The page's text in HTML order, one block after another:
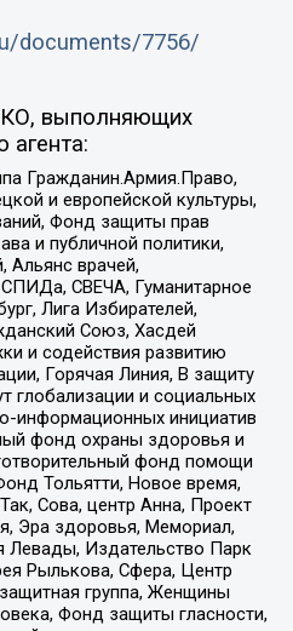
documents/7756/
выполняющих
агента:
Гражданин.Армия.Право,
и европейской культуры,
Фонд защиты прав
и публичной политики,
Альянс врачей,
СВЕЧА, Гуманитарное
Лига Избирателей,
Союз, Хасдей
и содействия развитию
Горячая Линия, В защиту
глобализации и социальных
информационных инициатив
фонд охраны здоровья и
фонд помощи
Тольятти, Новое время,
Сова, центр Анна, Проект
Эра здоровья, Мемориал,
Левады, Издательство Парк
Рылькова, Сфера, Центр
группа, Женщины
Фонд защиты гласности,